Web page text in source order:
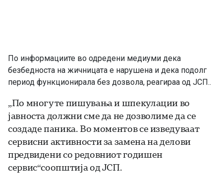
По информациите во одредени медиуми дека
безбедноста на жичницата е нарушена и дека подолг
период функционирала без дозвола, реагираа од ЈСП..
„По многуте пишувања и шпекулации во
јавноста должни сме да не дозволиме да се
создаде паника. Во моментов се изведуваат
сервисни активности за замена на делови
предвидени со редовниот годишен
сервис“соопштија од ЈСП.